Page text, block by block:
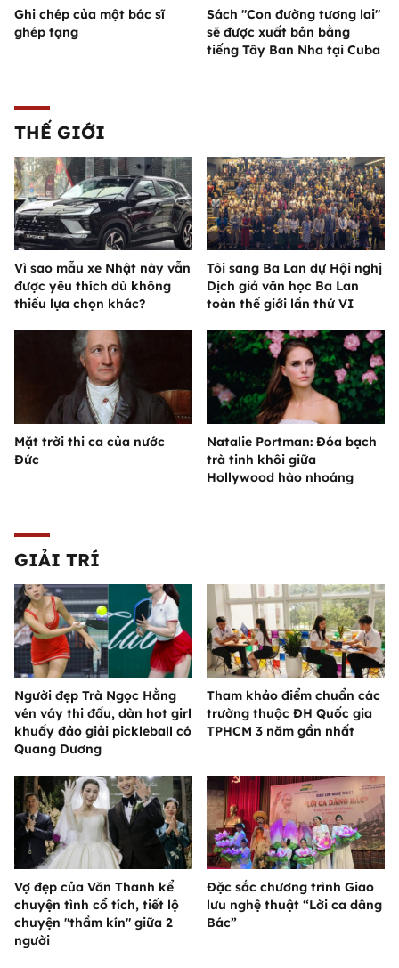
Ghi chép của một bác sĩ
ghép tạng
Sách "Con đường tương lai"
sẽ được xuất bản bằng
tiếng Tây Ban Nha tại Cuba
THẾ GIỚI
Vì sao mẫu xe Nhật này vẫn
được yêu thích dù không
thiếu lựa chọn khác?
Tôi sang Ba Lan dự Hội nghị
Dịch giả văn học Ba Lan
toàn thế giới lần thứ VI
Mặt trời thi ca của nước
Đức
Natalie Portman: Đóa bạch
trà tinh khôi giữa
Hollywood hào nhoáng
GIẢI TRÍ
Người đẹp Trà Ngọc Hằng
vén váy thi đấu, dàn hot girl
khuấy đảo giải pickleball có
Quang Dương
Tham khảo điểm chuẩn các
trường thuộc ĐH Quốc gia
TPHCM 3 năm gần nhất
Vợ đẹp của Văn Thanh kể
chuyện tình cổ tích, tiết lộ
chuyện "thầm kín" giữa 2
người
Đặc sắc chương trình Giao
lưu nghệ thuật “Lời ca dâng
Bác”